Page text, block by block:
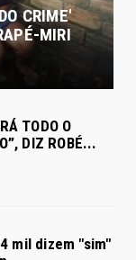
CRIME'
MIRI
TODO O
DIZ ROBÉ...
mil dizem "sim"